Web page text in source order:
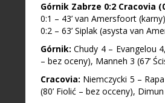
Górnik Zabrze 0:2 Cracovia
0:1 – 43’ van Amersfoort (karny)
0:2 – 63’ Siplak (asysta van
Górnik: Chudy 4 – Evangelou
– bez oceny), Manneh 3 (67’
Cracovia: Niemczycki 5 –
(80’ Fiolić – bez occeny),